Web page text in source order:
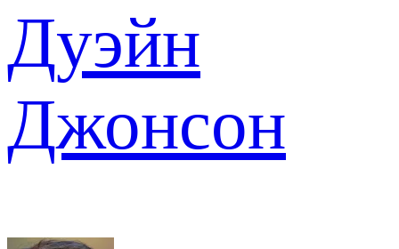
Дуэйн
Джонсон